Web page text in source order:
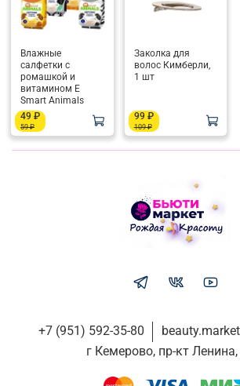
Влажные
салфетки с
ромашкой и
витамином Е
Smart Animals
49 ₽
59 ₽
Заколка для
волос Кимберли,
1 шт
99 ₽
109 ₽
+7 (951) 592-35-80
г Кемерово, пр-кт